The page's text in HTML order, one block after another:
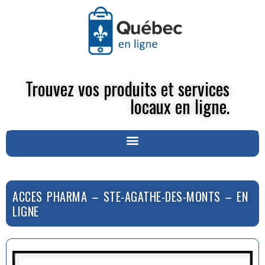
Trouvez vos produits et services
locaux en ligne.
ACCES PHARMA – STE-AGATHE-DES-MONTS – EN
LIGNE